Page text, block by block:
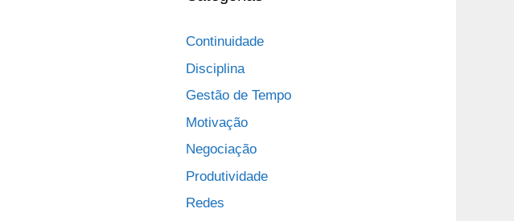
Continuidade
Disciplina
Gestão de Tempo
Motivação
Negociação
Produtividade
Redes